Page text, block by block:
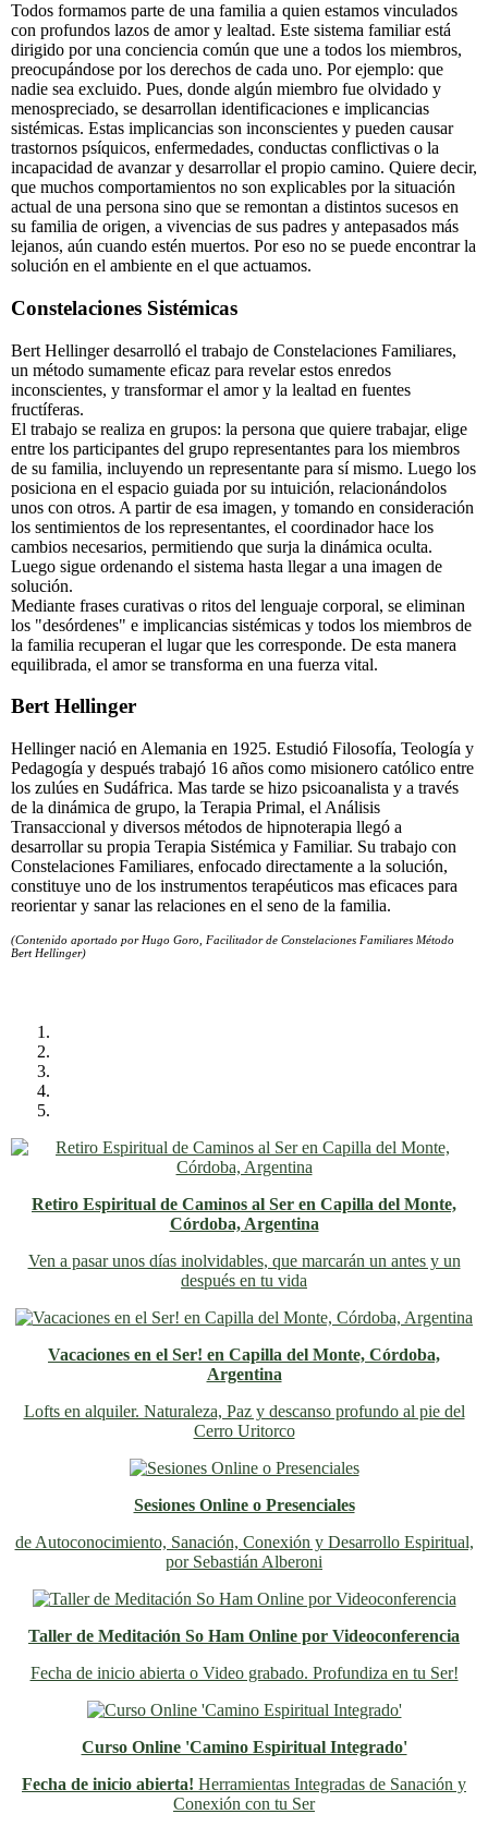
Todos formamos parte de una familia a quien estamos vinculados
con profundos lazos de amor y lealtad. Este sistema familiar está
dirigido por una conciencia común que une a todos los miembros,
preocupándose por los derechos de cada uno. Por ejemplo: que
nadie sea excluido. Pues, donde algún miembro fue olvidado y
menospreciado, se desarrollan identificaciones e implicancias
sistémicas. Estas implicancias son inconscientes y pueden causar
trastornos psíquicos, enfermedades, conductas conflictivas o la
incapacidad de avanzar y desarrollar el propio camino. Quiere decir,
que muchos comportamientos no son explicables por la situación
actual de una persona sino que se remontan a distintos sucesos en
su familia de origen, a vivencias de sus padres y antepasados más
lejanos, aún cuando estén muertos. Por eso no se puede encontrar la
solución en el ambiente en el que actuamos.
Constelaciones Sistémicas
Bert Hellinger desarrolló el trabajo de Constelaciones Familiares,
un método sumamente eficaz para revelar estos enredos
inconscientes, y transformar el amor y la lealtad en fuentes
fructíferas.
El trabajo se realiza en grupos: la persona que quiere trabajar, elige
entre los participantes del grupo representantes para los miembros
de su familia, incluyendo un representante para sí mismo. Luego los
posiciona en el espacio guiada por su intuición, relacionándolos
unos con otros. A partir de esa imagen, y tomando en consideración
los sentimientos de los representantes, el coordinador hace los
cambios necesarios, permitiendo que surja la dinámica oculta.
Luego sigue ordenando el sistema hasta llegar a una imagen de
solución.
Mediante frases curativas o ritos del lenguaje corporal, se eliminan
los "desórdenes" e implicancias sistémicas y todos los miembros de
la familia recuperan el lugar que les corresponde. De esta manera
equilibrada, el amor se transforma en una fuerza vital.
Bert Hellinger
Hellinger nació en Alemania en 1925. Estudió Filosofía, Teología y
Pedagogía y después trabajó 16 años como misionero católico entre
los zulúes en Sudáfrica. Mas tarde se hizo psicoanalista y a través
de la dinámica de grupo, la Terapia Primal, el Análisis
Transaccional y diversos métodos de hipnoterapia llegó a
desarrollar su propia Terapia Sistémica y Familiar. Su trabajo con
Constelaciones Familiares, enfocado directamente a la solución,
constituye uno de los instrumentos terapéuticos mas eficaces para
reorientar y sanar las relaciones en el seno de la familia.
(Contenido aportado por Hugo Goro, Facilitador de Constelaciones Familiares Método
Bert Hellinger)
Retiro Espiritual de Caminos al Ser en Capilla del Monte,
Córdoba, Argentina
Ven a pasar unos días inolvidables, que marcarán un antes y un
después en tu vida
Vacaciones en el Ser! en Capilla del Monte, Córdoba,
Argentina
Lofts en alquiler. Naturaleza, Paz y descanso profundo al pie del
Cerro Uritorco
Sesiones Online o Presenciales
de Autoconocimiento, Sanación, Conexión y Desarrollo Espiritual,
por Sebastián Alberoni
Taller de Meditación So Ham Online por Videoconferencia
Fecha de inicio abierta o Video grabado. Profundiza en tu Ser!
Curso Online 'Camino Espiritual Integrado'
Fecha de inicio abierta! Herramientas Integradas de Sanación y
Conexión con tu Ser